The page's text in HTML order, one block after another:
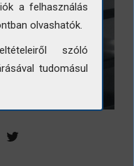
a felhasználás
olvashatók.
szóló
tudomásul